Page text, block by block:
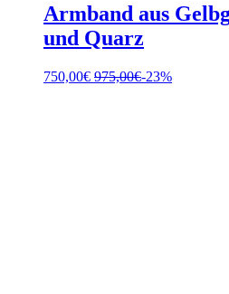
Armband aus
und Quarz
750,00€ 975,00€-23%